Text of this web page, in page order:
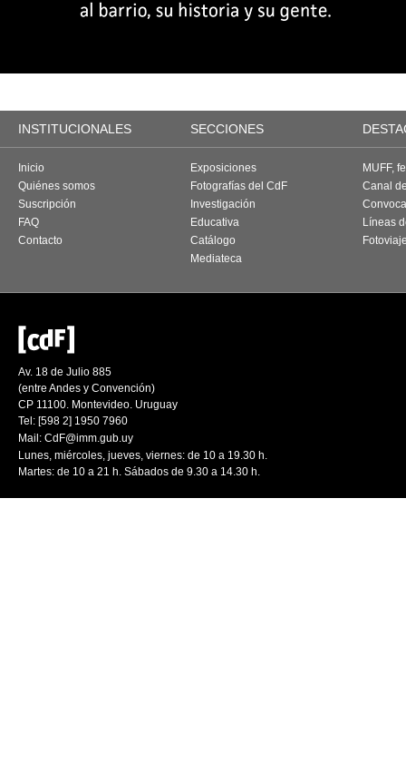
INSTITUCIONALES SECCIONES
Inicio
Quiénes somos
Suscripción
FAQ
Contacto
Exposiciones
Fotografías del CdF
Investigación
Educativa
Catálogo
Mediateca
MUFF,
Canal
Líneas
Av. 18 de Julio 885
(entre Andes y Convención)
CP 11100. Montevideo. Uruguay
Tel: [598 2] 1950 7960
Mail: CdF@imm.gub.uy
Lunes, miércoles, jueves, viernes: de 10 a 19.30 h.
Martes: de 10 a 21 h. Sábados de 9.30 a 14.30 h.